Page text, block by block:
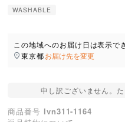
WASHABLE
この地域へのお届け日は表示で
東京都お届け先を変更
申し訳ございません。
商品番号 lvn311-1164